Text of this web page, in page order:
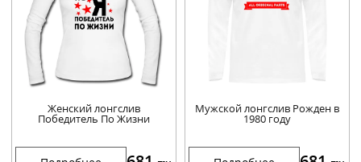
Женский лонгслив
Победитель По Жизни
Мужской лонгслив Рожден в
1980 году